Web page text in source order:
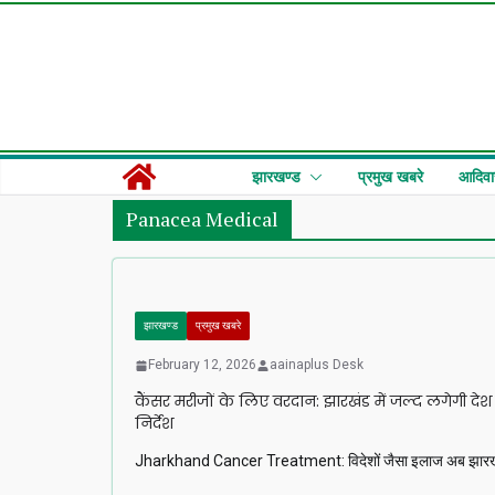
झारखण्ड प्रमुख खबरे
Panacea Medical
झारखण्ड प्रमुख खबरे
February 12, 2026 aainaplus Desk
कैंसर मरीजों के लिए वरदान: झारखंड में जल्द लगेगी
निर्देश
Jharkhand Cancer Treatment: विदेशों जैसा इलाज अब